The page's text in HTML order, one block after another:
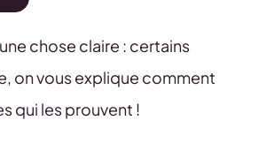
chose claire : certains
on vous explique comment
qui les prouvent !